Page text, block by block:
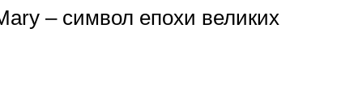
– символ епохи великих